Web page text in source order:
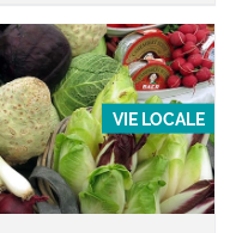
VIE LOCALE